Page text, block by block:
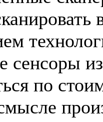
сенсоры
по